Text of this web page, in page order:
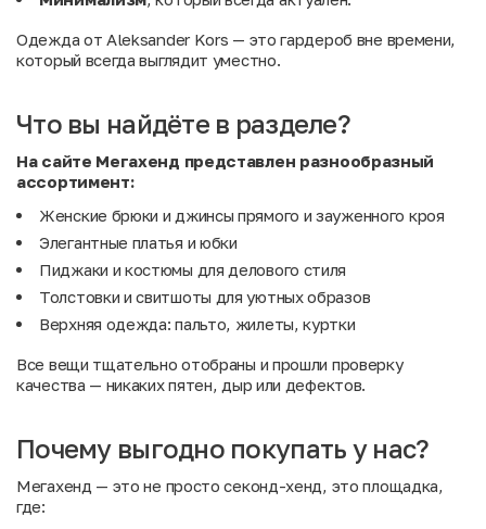
Одежда от Aleksander Kors — это гардероб вне времени,
который всегда выглядит уместно.
Что вы найдёте в разделе?
На сайте Мегахенд представлен разнообразный
ассортимент:
Женские брюки и джинсы прямого и зауженного кроя
Элегантные платья и юбки
Пиджаки и костюмы для делового стиля
Толстовки и свитшоты для уютных образов
Верхняя одежда: пальто, жилеты, куртки
Все вещи тщательно отобраны и прошли проверку
качества — никаких пятен, дыр или дефектов.
Почему выгодно покупать у нас?
Мегахенд — это не просто секонд-хенд, это площадка,
где: